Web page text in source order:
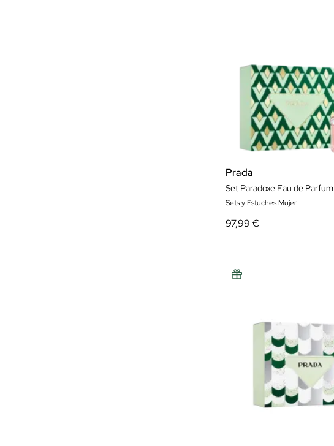
Prada
Set Paradoxe Eau de Parfum
Sets y Estuches Mujer
97,99 €